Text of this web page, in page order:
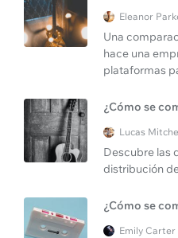
Eleanor
Una
hace una
plataformas
¿Cómo se
Lucas
Descubre las
distribución
¿Cómo se
Emily Carter